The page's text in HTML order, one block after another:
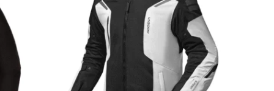
mehrere
Varianten
Optionen
können
auf